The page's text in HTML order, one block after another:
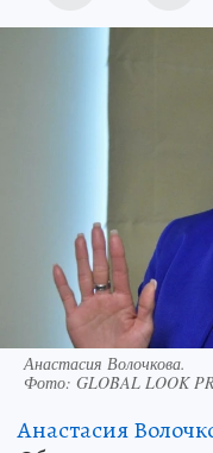
Анастасия Волочкова.
Фото: GLOBAL LOOK
Анастасия